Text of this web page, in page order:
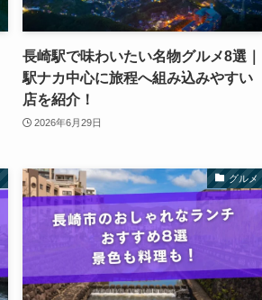
長崎駅で味わいたい名物グルメ8選｜
駅ナカ中心に旅程へ組み込みやすい
店を紹介！
2026年6月29日
グルメ